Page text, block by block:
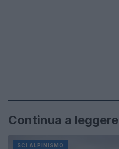
Continua a leggere
SCI ALPINISMO